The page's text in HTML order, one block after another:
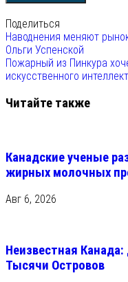
Поделиться
Наводнения меняют
Ольги Успенской
Пожарный из Пинкура
искусственного
Читайте также
Канадские ученые
жирных молочных
Авг 6, 2026
Неизвестная
Тысячи Островов